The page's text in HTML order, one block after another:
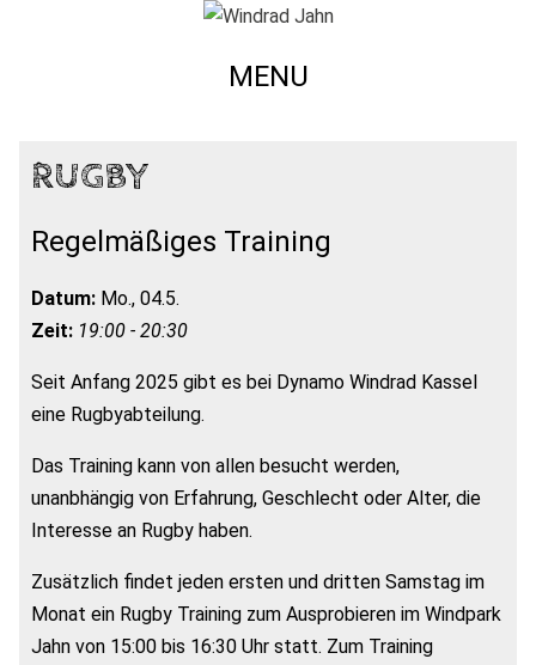
MENU
RUGBY
Regelmäßiges Training
Datum: Mo., 04.5.
Zeit: 19:00 - 20:30
Seit Anfang 2025 gibt es bei Dynamo Windrad Kassel
eine Rugbyabteilung.
Das Training kann von allen besucht werden,
unanbhängig von Erfahrung, Geschlecht oder Alter, die
Interesse an Rugby haben.
Zusätzlich findet jeden ersten und dritten Samstag im
Monat ein Rugby Training zum Ausprobieren im Windpark
Jahn von 15:00 bis 16:30 Uhr statt. Zum Training